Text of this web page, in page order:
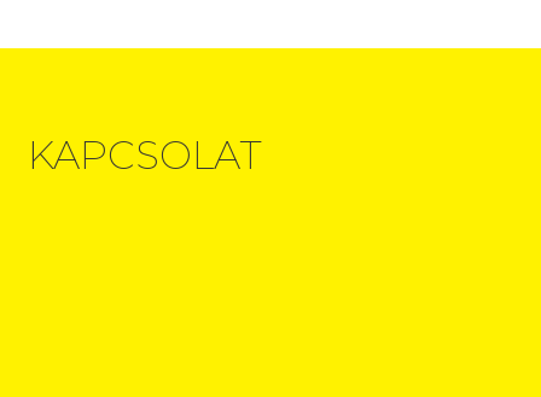
KAPCSOLAT